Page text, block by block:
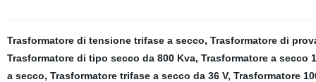
Trasformatore di tensione trifase a secco, Trasformatore di
Trasformatore di tipo secco da 800 Kva, Trasformatore a secco
a secco, Trasformatore trifase a secco da 36 V, Trasformatore